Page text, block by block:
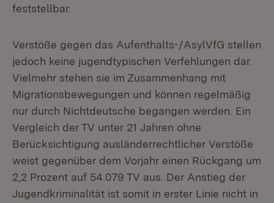
feststellbar.
Verstöße gegen das Aufenthalts-/AsylVfG stellen
jedoch keine jugendtypischen Verfehlungen dar.
Vielmehr stehen sie im Zusammenhang mit
Migrationsbewegungen und können regelmäßig
nur durch Nichtdeutsche begangen werden. Ein
Vergleich der TV unter 21 Jahren ohne
Berücksichtigung ausländerrechtlicher Verstöße
weist gegenüber dem Vorjahr einen Rückgang um
2,2 Prozent auf 54.079 TV aus. Der Anstieg der
Jugendkriminalität ist somit in erster Linie nicht in